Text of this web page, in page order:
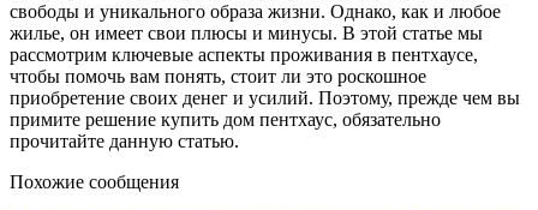
свободы и уникального образа жизни. Однако, как и любое
жилье, он имеет свои плюсы и минусы. В этой статье мы
рассмотрим ключевые аспекты проживания в пентхаусе,
чтобы помочь вам понять, стоит ли это роскошное
приобретение своих денег и усилий. Поэтому, прежде чем вы
примите решение купить дом пентхаус, обязательно
прочитайте данную статью.
Похожие сообщения